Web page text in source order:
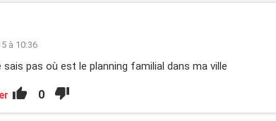
à 10:36
sais pas où est le planning familial dans ma ville
0